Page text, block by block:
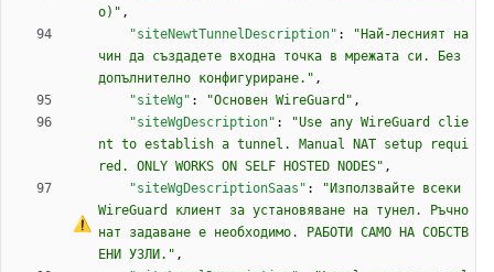
о)" ,
"siteNewtTunnelDescription" :
"Най-лесният на
чин да създадете входна точка в мрежата си. Без
допълнително конфигуриране." ,
"siteWg" : "Основен WireGuard" ,
"siteWgDescription" :
"Use any WireGuard clie
nt to establish a tunnel. Manual NAT setup requi
red. ONLY WORKS ON SELF HOSTED NODES" ,
"siteWgDescriptionSaas" :
"Използвайте всеки
WireGuard клиент за установяване на тунел. Ръчно
нат задаване е необходимо. РАБОТИ САМО НА СОБСТВ
ЕНИ УЗЛИ." ,